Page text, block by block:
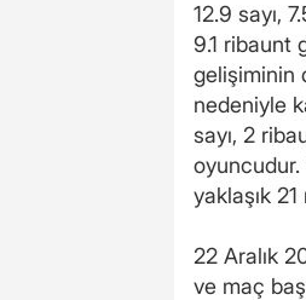
12.9 sayı,
9.1 ribaunt
gelişiminin
nedeniyle
sayı, 2
oyuncudur.
yaklaşık
22 Aralık
ve maç